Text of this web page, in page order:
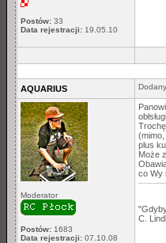
Postów: 33
Data rejestracji: 19.05.10
AQUARIUS
Moderator
Postów: 1683
Data rejestracji: 07.10.08
(mimo,
plus
Może
co Wy
C.